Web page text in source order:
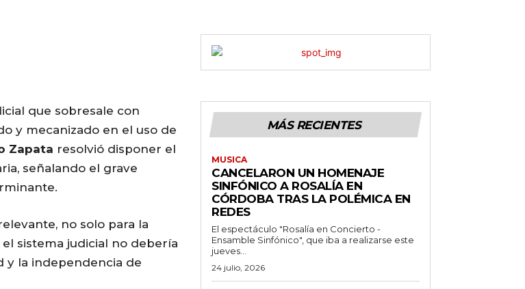
que sobresale con
y mecanizado en el uso de
Zapata resolvió disponer el
señalando el grave
no solo para la
sistema judicial no debería
y la independencia de
MÁS RECIENTES
MUSICA
CANCELARON UN HOMENAJE
SINFÓNICO A ROSALÍA EN
CÓRDOBA TRAS LA POLÉMICA EN
REDES
El espectáculo "Rosalía en Concierto -
Ensamble Sinfónico", que iba a realizarse este
jueves...
24 julio, 2026